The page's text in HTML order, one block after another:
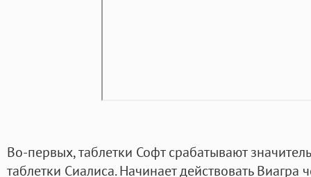
Во-первых, таблетки Софт срабатывают
таблетки Сиалиса. Начинает действовать Виагра